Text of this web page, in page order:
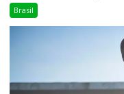
Brasil